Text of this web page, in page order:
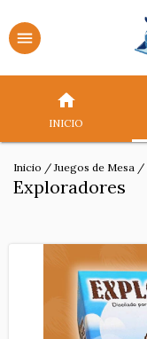
INICIO
Inicio / Juegos de Mesa /
Exploradores